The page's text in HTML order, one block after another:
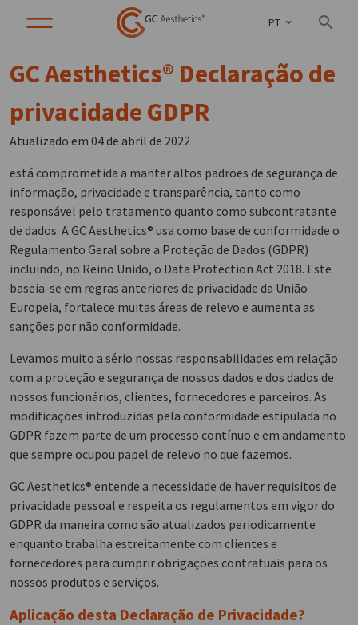
PT
GC Aesthetics® Declaração de
privacidade GDPR
Atualizado em 04 de abril de 2022
está comprometida a manter altos padrões de segurança de
informação, privacidade e transparência, tanto como
responsável pelo tratamento quanto como subcontratante
de dados. A GC Aesthetics® usa como base de conformidade o
Regulamento Geral sobre a Proteção de Dados (GDPR)
incluindo, no Reino Unido, o Data Protection Act 2018. Este
baseia-se em regras anteriores de privacidade da União
Europeia, fortalece muitas áreas de relevo e aumenta as
sanções por não conformidade.
Levamos muito a sério nossas responsabilidades em relação
com a proteção e segurança de nossos dados e dos dados de
nossos funcionários, clientes, fornecedores e parceiros. As
modificações introduzidas pela conformidade estipulada no
GDPR fazem parte de um processo contínuo e em andamento
que sempre ocupou papel de relevo no que fazemos.
GC Aesthetics® entende a necessidade de haver requisitos de
privacidade pessoal e respeita os regulamentos em vigor do
GDPR da maneira como são atualizados periodicamente
enquanto trabalha estreitamente com clientes e
fornecedores para cumprir obrigações contratuais para os
nossos produtos e serviços.
Aplicação desta Declaração de Privacidade?